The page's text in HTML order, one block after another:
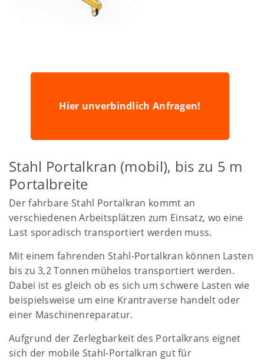
Hier unverbindlich Anfragen!
Stahl Portalkran (mobil), bis zu 5 m
Portalbreite
Der fahrbare Stahl Portalkran kommt an
verschiedenen Arbeitsplätzen zum Einsatz, wo eine
Last sporadisch transportiert werden muss.
Mit einem fahrenden Stahl-Portalkran können Lasten
bis zu 3,2 Tonnen mühelos transportiert werden.
Dabei ist es gleich ob es sich um schwere Lasten wie
beispielsweise um eine Krantraverse handelt oder
einer Maschinenreparatur.
Aufgrund der Zerlegbarkeit des Portalkrans eignet
sich der mobile Stahl-Portalkran gut für